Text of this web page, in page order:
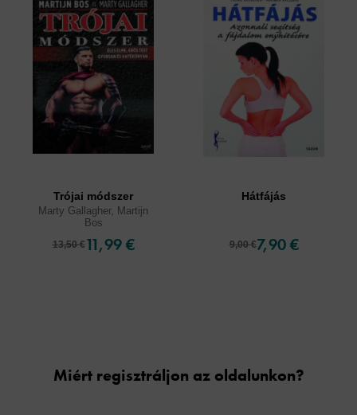
Trójai módszer
Marty Gallagher, Martijn
Bos
13,50 € 11,99 €
Hátfájás
9,00 €7,90 €
Miért regisztráljon az oldalunkon?